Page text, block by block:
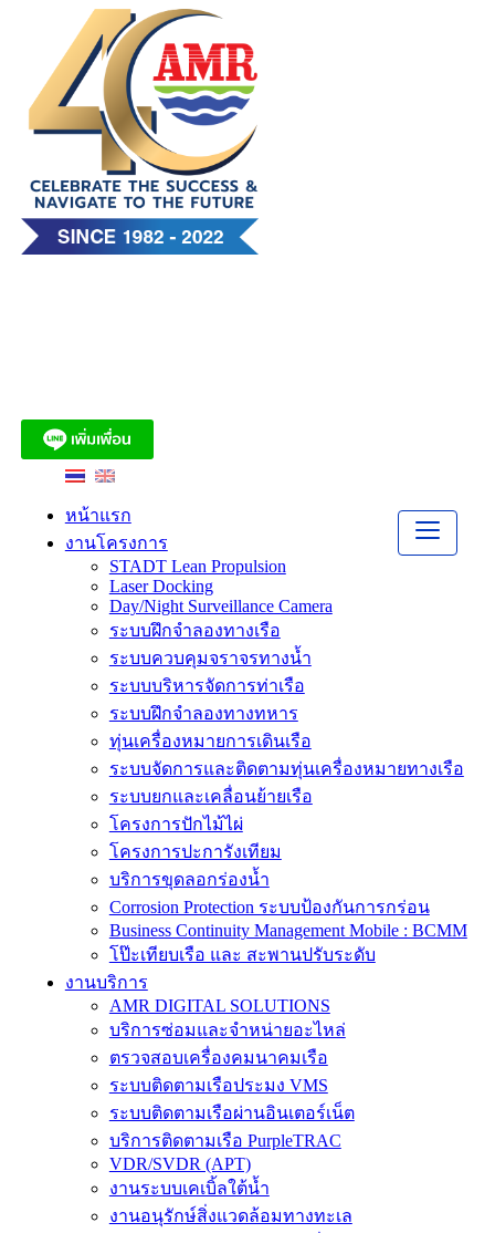
หน้าแรก
งานโครงการ
STADT Lean Propulsion
Laser Docking
Day/Night Surveillance Camera
ระบบฝึกจำลองทางเรือ
ระบบควบคุมจราจรทางน้ำ
ระบบบริหารจัดการท่าเรือ
ระบบฝึกจำลองทางทหาร
ทุ่นเครื่องหมายการเดินเรือ
ระบบจัดการและติดตามทุ่นเครื่องหมายทางเรือ
ระบบยกและเคลื่อนย้ายเรือ
โครงการปักไม้ไผ่
โครงการปะการังเทียม
บริการขุดลอกร่องน้ำ
Corrosion Protection ระบบป้องกันการกร่อน
Business Continuity Management Mobile : BCMM
โป๊ะเทียบเรือ และ สะพานปรับระดับ
งานบริการ
AMR DIGITAL SOLUTIONS
บริการซ่อมและจำหน่ายอะไหล่
ตรวจสอบเครื่องคมนาคมเรือ
ระบบติดตามเรือประมง VMS
ระบบติดตามเรือผ่านอินเตอร์เน็ต
บริการติดตามเรือ PurpleTRAC
VDR/SVDR (APT)
งานระบบเคเบิ้ลใต้น้ำ
งานอนุรักษ์สิ่งแวดล้อมทางทะเล